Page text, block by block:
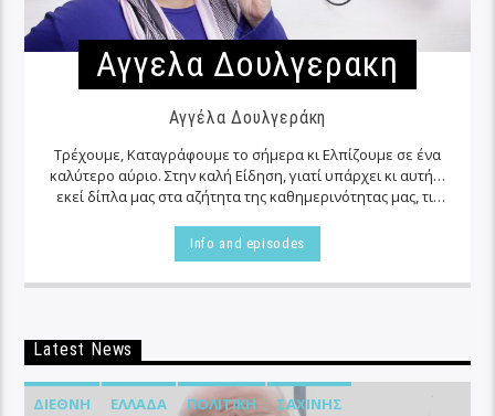
Αγγελα Δουλγερακη
Αγγέλα Δουλγεράκη
Τρέχουμε, Καταγράφουμε το σήμερα κι Ελπίζουμε σε ένα
καλύτερο αύριο. Στην καλή Είδηση, γιατί υπάρχει κι αυτή…
εκεί δίπλα μας στα αζήτητα της καθημερινότητας μας, τις
Info and episodes
Latest News
ΔΙΕΘΝΉ ΕΛΛΆΔΑ ΠΟΛΙΤΙΚΉ ΣΑΧΊΝΗΣ